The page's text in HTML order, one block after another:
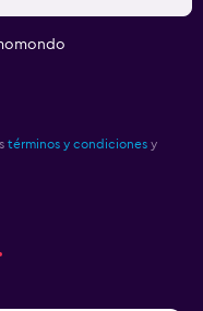
términos y condiciones y